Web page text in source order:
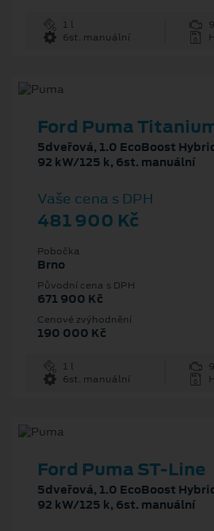
1 l
6st. manuální
Ford Puma
5dveřová, 1.0 EcoBoost
92 kW/125 k, 6st. manuální
Vaše cena s DPH
481 900 Kč
Pobočka
Brno
Původní cena s DPH
671 900 Kč
Cenové zvýhodnění
190 000 Kč
1 l
6st. manuální
Ford Puma ST-Line
5dveřová, 1.0 EcoBoost
92 kW/125 k, 6st. manuální